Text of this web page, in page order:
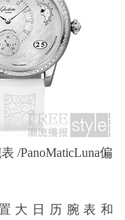
/PanoMaticLuna偏
大日历腕表和